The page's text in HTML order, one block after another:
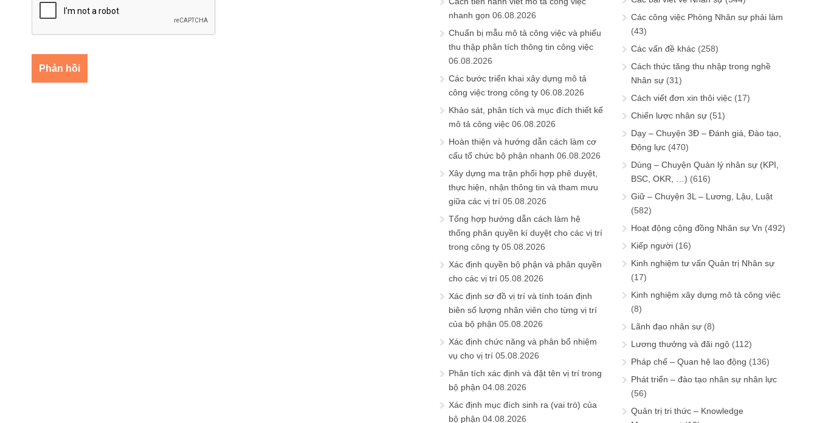
nhanh gọn 06.08.2026
Chuẩn bị mẫu mô tả công việc và phiếu
thu thập phân tích thông tin công việc
06.08.2026
Các bước triển khai xây dựng mô tả
công việc trong công ty 06.08.2026
Khảo sát, phân tích và mục đích thiết kế
mô tả công việc 06.08.2026
Hoàn thiện và hướng dẫn cách làm cơ
cấu tổ chức bộ phận nhanh 06.08.2026
Xây dựng ma trận phối hợp phê duyệt,
thực hiện, nhận thông tin và tham mưu
giữa các vị trí 05.08.2026
Tổng hợp hướng dẫn cách làm hệ
thống phân quyền kí duyệt cho các vị trí
trong công ty 05.08.2026
Xác định quyền bộ phận và phân quyền
cho các vị trí 05.08.2026
Xác định sơ đồ vị trí và tính toán định
biên số lượng nhân viên cho từng vị trí
của bộ phận 05.08.2026
Xác định chức năng và phân bổ nhiệm
vụ cho vị trí 05.08.2026
Phân tích xác định và đặt tên vị trí trong
bộ phận 04.08.2026
Xác định mục đích sinh ra (vai trò) của
bộ phận 04.08.2026
Các công việc Phòng Nhân sự phải làm
(43)
Các vấn đề khác (258)
Cách thức tăng thu nhập trong nghề
Nhân sự (31)
Cách viết đơn xin thôi việc (17)
Chiến lược nhân sự (51)
Dạy – Chuyện 3Đ – Đánh giá, Đào tạo,
Động lực (470)
Dùng – Chuyện Quản lý nhân sự (KPI,
BSC, OKR, …) (616)
Giữ – Chuyện 3L – Lương, Lậu, Luật
(582)
Hoạt động cộng đồng Nhân sự Vn (492)
Kiếp người (16)
Kinh nghiệm tư vấn Quản trị Nhân sự
(17)
Kinh nghiệm xây dựng mô tả công việc
(8)
Lãnh đạo nhân sự (8)
Lương thưởng và đãi ngộ (112)
Pháp chế – Quan hệ lao động (136)
Phát triển – đào tạo nhân sự nhân lực
(56)
Quản trị tri thức – Knowledge